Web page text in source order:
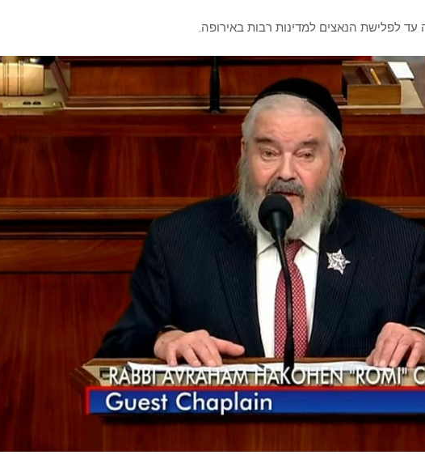
עד לפלישת הנאצים למדינות רבות באירופה.